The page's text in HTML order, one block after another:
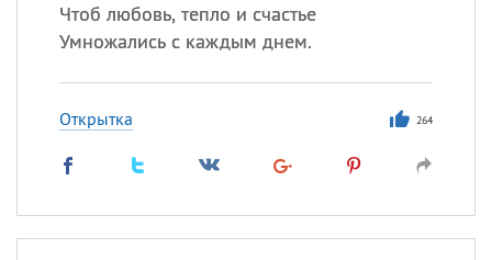
Чтоб любовь, тепло и счастье
Умножались с каждым днем.
Открытка 264